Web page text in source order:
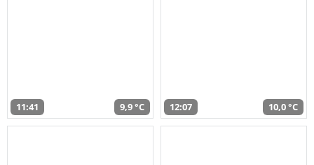
11:41 9,9 °C 12:07 10,0 °C